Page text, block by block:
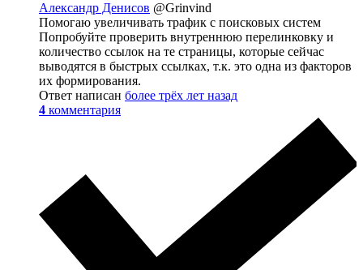
Александр Денисов @Grinvind
Помогаю увеличивать трафик с поисковых систем
Попробуйте проверить внутреннюю перелинковку и
количество ссылок на те страницы, которые сейчас
выводятся в быстрых ссылках, т.к. это одна из факторов
их формирования.
Ответ написан более трёх лет назад
4 комментария